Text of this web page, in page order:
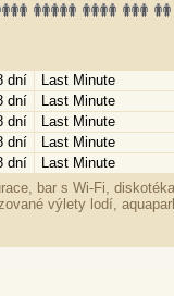
dní Last Minute
dní Last Minute
dní Last Minute
dní Last Minute
dní Last Minute
bar s Wi-Fi,
výlety lodí,